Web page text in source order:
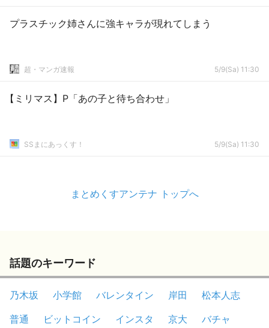
プラスチック姉さんに強キャラが現れてしまう
超・マンガ速報 5/9(Sa) 11:30
【ミリマス】P「あの子と待ち合わせ」
SSまにあっくす！ 5/9(Sa) 11:30
まとめくすアンテナ トップへ
話題のキーワード
乃木坂 小学館 バレンタイン 岸田
松本人志
普通
ビットコイン インスタ 京大
バチャ